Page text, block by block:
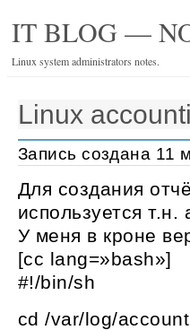
IT BLOG —
Linux system administrators notes.
Linux
Запись создана 11
Для создания
используется т.н.
У меня в кроне
[cc lang=»bash»]
#!/bin/sh
cd /var/log/